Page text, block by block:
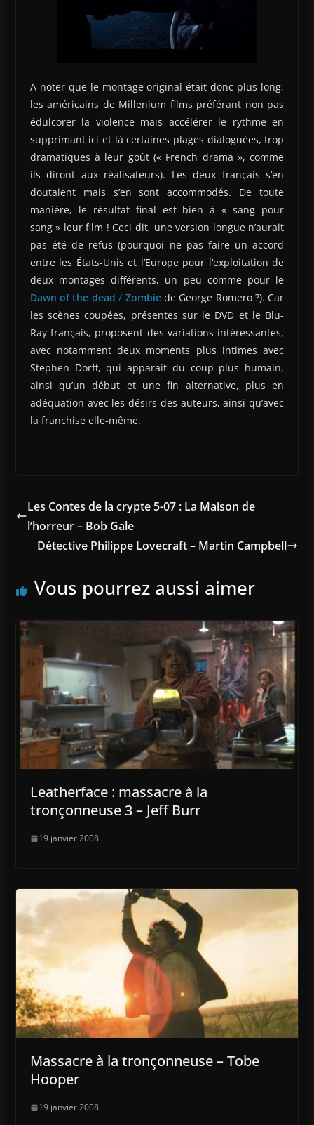
A noter que le montage original était donc plus long,
les américains de Millenium films préférant non pas
édulcorer la violence mais accélérer le rythme en
supprimant ici et là certaines plages dialoguées, trop
dramatiques à leur goût (« French drama », comme
ils diront aux réalisateurs). Les deux français s’en
doutaient mais s’en sont accommodés. De toute
manière, le résultat final est bien à « sang pour
sang » leur film ! Ceci dit, une version longue n’aurait
pas été de refus (pourquoi ne pas faire un accord
entre les États-Unis et l’Europe pour l’exploitation de
deux montages différents, un peu comme pour le
Dawn of the dead / Zombiede George Romero ?). Car
les scènes coupées, présentes sur le DVD et le Blu-
Ray français, proposent des variations intéressantes,
avec notamment deux moments plus intimes avec
Stephen Dorff, qui apparait du coup plus humain,
ainsi qu’un début et une fin alternative, plus en
adéquation avec les désirs des auteurs, ainsi qu’avec
la franchise elle-même.
Les Contes de la crypte 5-07 : La Maison de
l’horreur – Bob Gale
Détective Philippe Lovecraft – Martin Campbell
Vous pourrez aussi aimer
Leatherface : massacre à la
tronçonneuse 3 – Jeff Burr
19 janvier 2008
Massacre à la tronçonneuse – Tobe
Hooper
19 janvier 2008